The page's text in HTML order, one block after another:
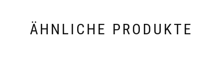
ÄHNLICHE PRODUKTE